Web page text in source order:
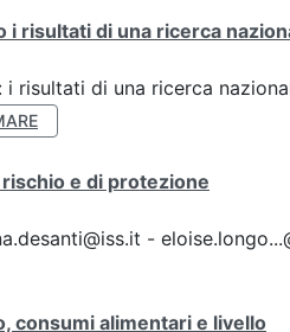
i risultati di una ricerca
risultati di una ricerca
e di protezione
-
consumi alimentari e livello